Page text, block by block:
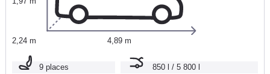
2,24 m 4,89 m
9 places 850 l / 5 800 l